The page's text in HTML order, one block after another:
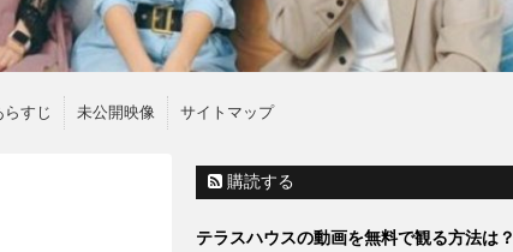
すじ 未公開映像 サイトマップ
購読する
テラスハウスの動画を無料で観る方法は？